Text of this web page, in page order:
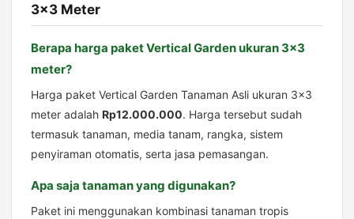
3×3 Meter
Berapa harga paket Vertical Garden ukuran 3×3
meter?
Harga paket Vertical Garden Tanaman Asli ukuran 3×3
meter adalah Rp12.000.000. Harga tersebut sudah
termasuk tanaman, media tanam, rangka, sistem
penyiraman otomatis, serta jasa pemasangan.
Apa saja tanaman yang digunakan?
Paket ini menggunakan kombinasi tanaman tropis